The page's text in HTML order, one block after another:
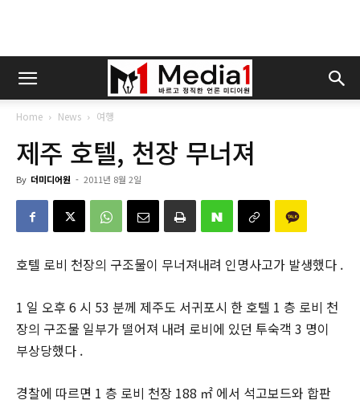
Home News 여행
제주 호텔, 천장 무너져
By 더미디어원 - 2011년 8월 2일
호텔 로비 천장의 구조물이 무너져내려 인명사고가 발생했다 .
1 일 오후 6 시 53 분께 제주도 서귀포시 한 호텔 1 층 로비 천
장의 구조물 일부가 떨어져 내려 로비에 있던 투숙객 3 명이
부상당했다 .
경찰에 따르면 1 층 로비 천장 188 ㎡ 에서 석고보드와 합판